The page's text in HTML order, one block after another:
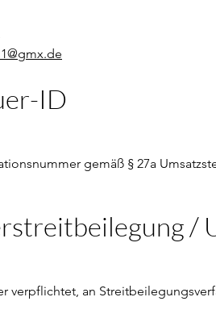
ID
gemäß § 27a
/
verpflichtet, an